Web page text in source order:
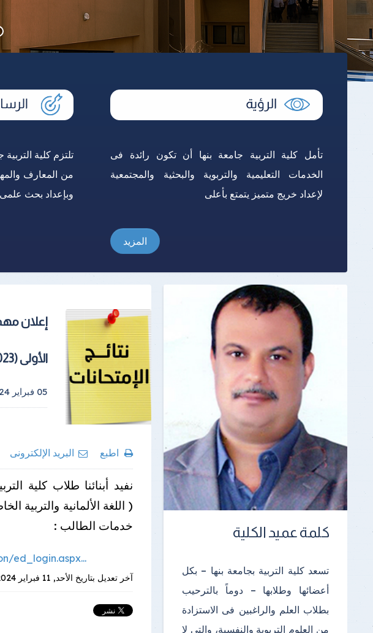
تأمل كلية التربية جامعة بنها أن تكون رائدة فى
الخدمات التعليمية والتربوية والبحثية والمجتمعية
لإعداد خريج متميز يتمتع بأعلى
المزيد
تلتزم كلية
من المعارف
وبإعداد بحث علمى
إعلان
الأولى (2023 -2024) لبعض شعب المستوى الأول
05 فبراير 2024 |
اطبع البريد الإلكترونى
نفيد أبنائنا طلاب كلية
( اللغة الألمانية والتربية
خدمات الطالب :
ed_login.aspx...
آخر تعديل بتاريخ الأحد, 11 فبراير 2024 10:30
كلمة عميد الكلية
تسعد كلية التربية بجامعة بنها – بكل
أعضائها وطلابها – دوماً بالترحيب
بطلاب العلم والراغبين فى الاستزادة
من العلوم التربوية والنفسية، والتى لا